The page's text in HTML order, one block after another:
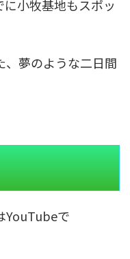
に小牧基地もスポッ
、夢のような二日間
YouTubeで